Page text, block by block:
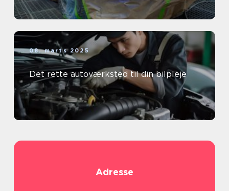
08. marts 2025
Det rette autoværksted til din bilpleje
Adresse